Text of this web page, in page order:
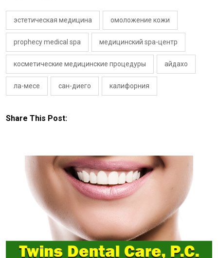
эстетическая медицина омоложение кожи
prophecy medical spa медицинский spa-центр
косметические медицинские процедуры айдахо
ла-месе сан-диего калифорния
Share This Post: